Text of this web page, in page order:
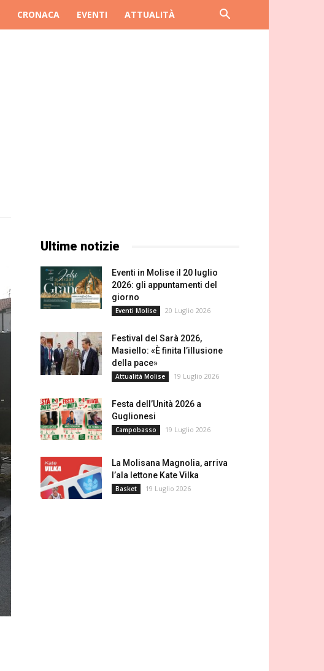
CRONACA EVENTI ATTUALITÀ
Ultime notizie
Eventi in Molise il 20 luglio
2026: gli appuntamenti del
giorno
Eventi Molise 20 Luglio 2026
Festival del Sarà 2026,
Masiello: «È finita l’illusione
della pace»
Attualità Molise 19 Luglio 2026
Festa dell’Unità 2026 a
Guglionesi
Campobasso 19 Luglio 2026
La Molisana Magnolia, arriva
l’ala lettone Kate Vilka
Basket 19 Luglio 2026